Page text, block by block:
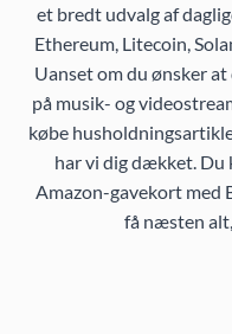
et bredt udvalg af
Ethereum, Litecoin,
Uanset om du ønsker
på musik- og
købe
har vi dig dækket. Du
Amazon-gavekort med
få næsten